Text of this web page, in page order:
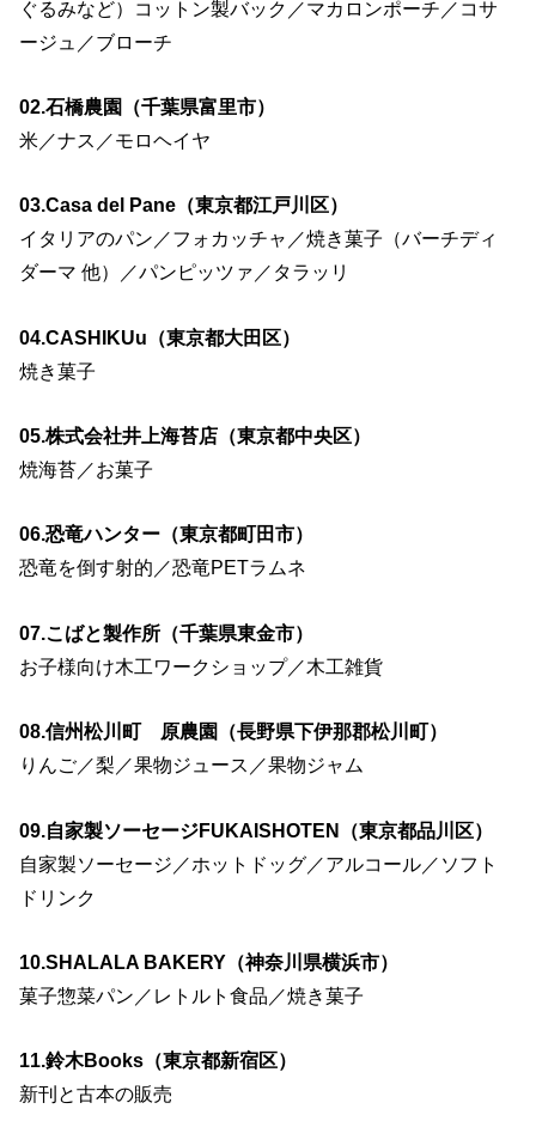
ぐるみなど）コットン製バック／マカロンポーチ／コサ
ージュ／ブローチ
02.石橋農園（千葉県富里市）
米／ナス／モロヘイヤ
03.Casa del Pane（東京都江戸川区）
イタリアのパン／フォカッチャ／焼き菓子（バーチディ
ダーマ 他）／パンピッツァ／タラッリ
04.CASHIKUu（東京都大田区）
焼き菓子
05.株式会社井上海苔店（東京都中央区）
焼海苔／お菓子
06.恐竜ハンター（東京都町田市）
恐竜を倒す射的／恐竜PETラムネ
07.こばと製作所（千葉県東金市）
お子様向け木工ワークショップ／木工雑貨
08.信州松川町 原農園（長野県下伊那郡松川町）
りんご／梨／果物ジュース／果物ジャム
09.自家製ソーセージFUKAISHOTEN（東京都品川区）
自家製ソーセージ／ホットドッグ／アルコール／ソフト
ドリンク
10.SHALALA BAKERY（神奈川県横浜市）
菓子惣菜パン／レトルト食品／焼き菓子
11.鈴木Books（東京都新宿区）
新刊と古本の販売